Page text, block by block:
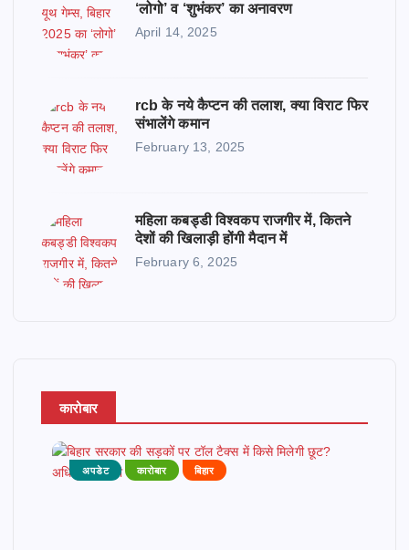
‘लोगो’ व ‘शुभंकर’ का अनावरण
April 14, 2025
rcb के नये कैप्टन की तलाश, क्या विराट फिर
संभालेंगे कमान
February 13, 2025
महिला कबड्डी विश्वकप राजगीर में, कितने
देशों की खिलाड़ी होंगी मैदान में
February 6, 2025
कारोबार
अपडेट कारोबार बिहार